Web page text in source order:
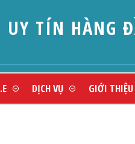
UY TÍN HÀNG
DỊCH VỤ GIỚI THIỆU